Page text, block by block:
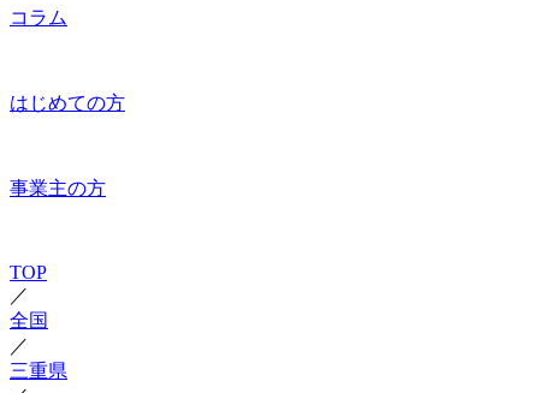
コラム
はじめての方
事業主の方
TOP
／
全国
／
三重県